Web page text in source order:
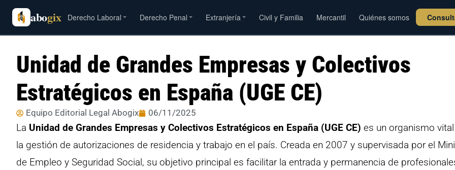
abogix Derecho Laboral Derecho Penal Extranjería Civil y Familia Mercantil Quiénes somos
Unidad de Grandes Empresas y Colectivos
Estratégicos en España (UGE CE)
Equipo Editorial Legal Abogix 06/11/2025
La Unidad de Grandes Empresas y Colectivos Estratégicos en España (UGE CE) es un organismo
la gestión de autorizaciones de residencia y trabajo en el país. Creada en 2007 y supervisada por el
de Empleo y Seguridad Social, su objetivo principal es facilitar la entrada y permanencia de